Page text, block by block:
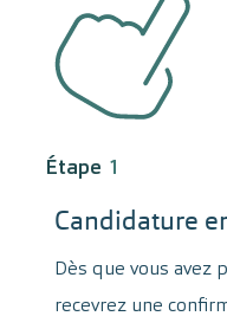
Étape 1
Candidature
Dès que vous avez
recevrez une